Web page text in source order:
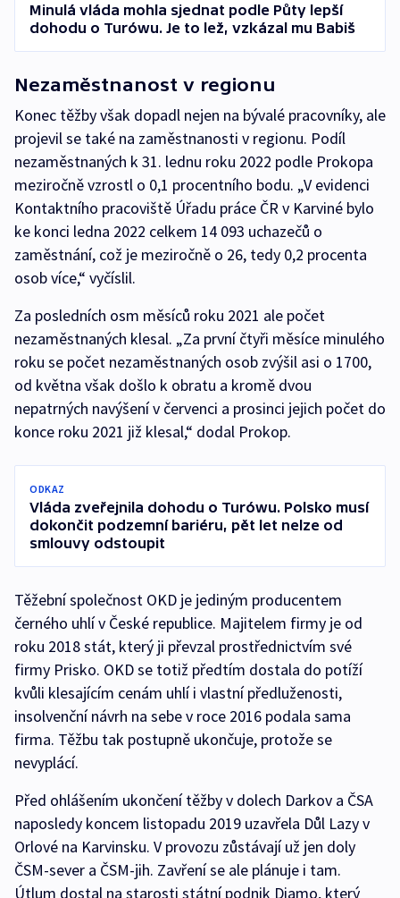
Minulá vláda mohla sjednat podle Půty lepší
dohodu o Turówu. Je to lež, vzkázal mu Babiš
Nezaměstnanost v regionu
Konec těžby však dopadl nejen na bývalé pracovníky, ale
projevil se také na zaměstnanosti v regionu. Podíl
nezaměstnaných k 31. lednu roku 2022 podle Prokopa
meziročně vzrostl o 0,1 procentního bodu. „V evidenci
Kontaktního pracoviště Úřadu práce ČR v Karviné bylo
ke konci ledna 2022 celkem 14 093 uchazečů o
zaměstnání, což je meziročně o 26, tedy 0,2 procenta
osob více,“ vyčíslil.
Za posledních osm měsíců roku 2021 ale počet
nezaměstnaných klesal. „Za první čtyři měsíce minulého
roku se počet nezaměstnaných osob zvýšil asi o 1700,
od května však došlo k obratu a kromě dvou
nepatrných navýšení v červenci a prosinci jejich počet do
konce roku 2021 již klesal,“ dodal Prokop.
ODKAZ
Vláda zveřejnila dohodu o Turówu. Polsko musí
dokončit podzemní bariéru, pět let nelze od
smlouvy odstoupit
Těžební společnost OKD je jediným producentem
černého uhlí v České republice. Majitelem firmy je od
roku 2018 stát, který ji převzal prostřednictvím své
firmy Prisko. OKD se totiž předtím dostala do potíží
kvůli klesajícím cenám uhlí i vlastní předluženosti,
insolvenční návrh na sebe v roce 2016 podala sama
firma. Těžbu tak postupně ukončuje, protože se
nevyplácí.
Před ohlášením ukončení těžby v dolech Darkov a ČSA
naposledy koncem listopadu 2019 uzavřela Důl Lazy v
Orlové na Karvinsku. V provozu zůstávají už jen doly
ČSM-sever a ČSM-jih. Zavření se ale plánuje i tam.
Útlum dostal na starosti státní podnik Diamo, který